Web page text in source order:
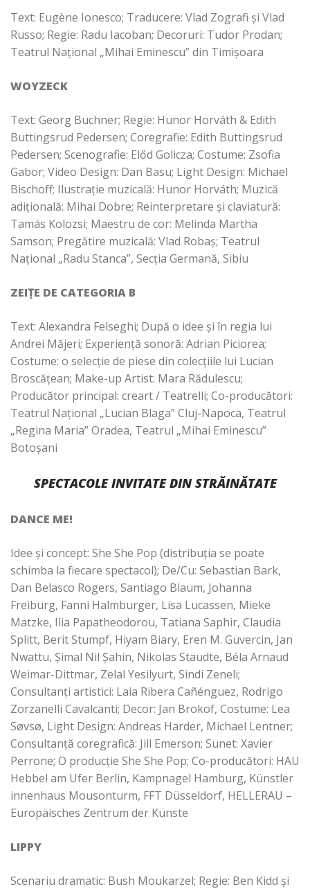
Text: Eugène Ionesco; Traducere: Vlad Zografi și Vlad
Russo; Regie: Radu Iacoban; Decoruri: Tudor Prodan;
Teatrul Național „Mihai Eminescu” din Timișoara
WOYZECK
Text: Georg Büchner; Regie: Hunor Horváth & Edith
Buttingsrud Pedersen; Coregrafie: Edith Buttingsrud
Pedersen; Scenografie: Előd Golicza; Costume: Zsofia
Gabor; Video Design: Dan Basu; Light Design: Michael
Bischoff; Ilustrație muzicală: Hunor Horváth; Muzică
adițională: Mihai Dobre; Reinterpretare și claviatură:
Tamás Kolozsi; Maestru de cor: Melinda Martha
Samson; Pregătire muzicală: Vlad Robaș; Teatrul
Național „Radu Stanca”, Secția Germană, Sibiu
ZEIȚE DE CATEGORIA B
Text: Alexandra Felseghi; După o idee și în regia lui
Andrei Măjeri; Experiență sonoră: Adrian Piciorea;
Costume: o selecție de piese din colecțiile lui Lucian
Broscățean; Make-up Artist: Mara Rădulescu;
Producător principal: creart / Teatrelli; Co-producători:
Teatrul Național „Lucian Blaga” Cluj-Napoca, Teatrul
„Regina Maria” Oradea, Teatrul „Mihai Eminescu”
Botoșani
SPECTACOLE INVITATE DIN STRĂINĂTATE
DANCE ME!
Idee și concept: She She Pop (distribuția se poate
schimba la fiecare spectacol); De/Cu: Sebastian Bark,
Dan Belasco Rogers, Santiago Blaum, Johanna
Freiburg, Fanni Halmburger, Lisa Lucassen, Mieke
Matzke, Ilia Papatheodorou, Tatiana Saphir, Claudia
Splitt, Berit Stumpf, Hiyam Biary, Eren M. Güvercin, Jan
Nwattu, Şimal Nil Şahin, Nikolas Stäudte, Béla Arnaud
Weimar-Dittmar, Zelal Yesilyurt, Sindi Zeneli;
Consultanți artistici: Laia Ribera Cañénguez, Rodrigo
Zorzanelli Cavalcanti; Decor: Jan Brokof, Costume: Lea
Søvsø, Light Design: Andreas Harder, Michael Lentner;
Consultanță coregrafică: Jill Emerson; Sunet: Xavier
Perrone; O producție She She Pop; Co-producători: HAU
Hebbel am Ufer Berlin, Kampnagel Hamburg, Künstler
innenhaus Mousonturm, FFT Düsseldorf, HELLERAU –
Europäisches Zentrum der Künste
LIPPY
Scenariu dramatic: Bush Moukarzel; Regie: Ben Kidd și